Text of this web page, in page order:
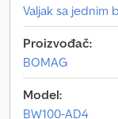
Valjak sa jednim
Proizvođač:
BOMAG
Model:
BW100-AD4